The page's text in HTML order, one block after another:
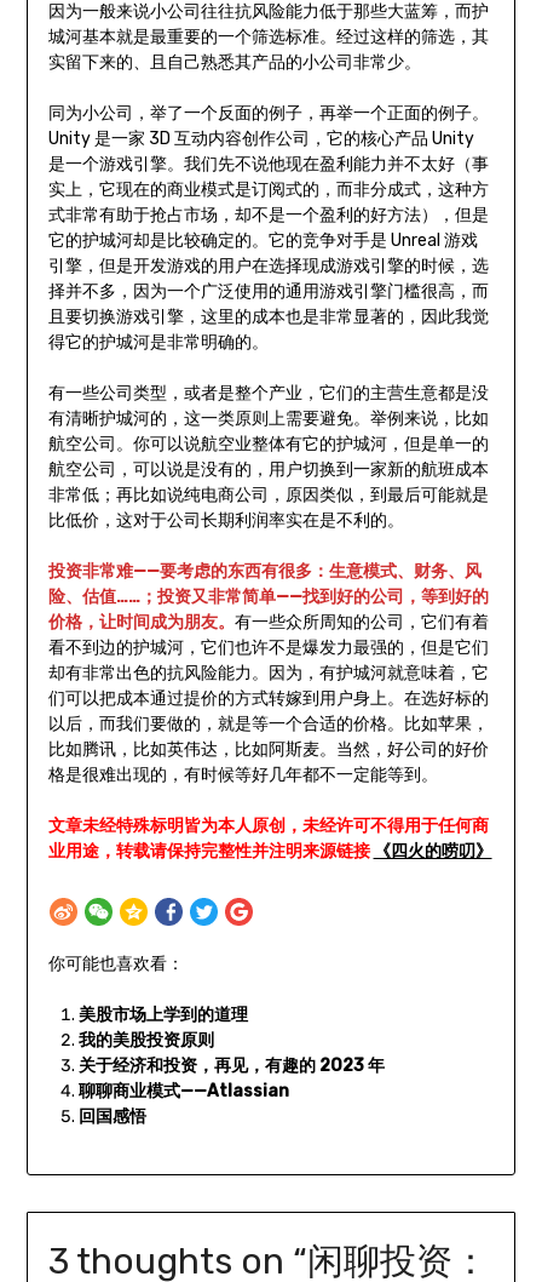
因为一般来说小公司往往抗风险能力低于那些大蓝筹，而护
城河基本就是最重要的一个筛选标准。经过这样的筛选，其
实留下来的、且自己熟悉其产品的小公司非常少。
同为小公司，举了一个反面的例子，再举一个正面的例子。
Unity 是一家 3D 互动内容创作公司，它的核心产品 Unity
是一个游戏引擎。我们先不说他现在盈利能力并不太好（事
实上，它现在的商业模式是订阅式的，而非分成式，这种方
式非常有助于抢占市场，却不是一个盈利的好方法），但是
它的护城河却是比较确定的。它的竞争对手是 Unreal 游戏
引擎，但是开发游戏的用户在选择现成游戏引擎的时候，选
择并不多，因为一个广泛使用的通用游戏引擎门槛很高，而
且要切换游戏引擎，这里的成本也是非常显著的，因此我觉
得它的护城河是非常明确的。
有一些公司类型，或者是整个产业，它们的主营生意都是没
有清晰护城河的，这一类原则上需要避免。举例来说，比如
航空公司。你可以说航空业整体有它的护城河，但是单一的
航空公司，可以说是没有的，用户切换到一家新的航班成本
非常低；再比如说纯电商公司，原因类似，到最后可能就是
比低价，这对于公司长期利润率实在是不利的。
投资非常难——要考虑的东西有很多：生意模式、财务、风
险、估值……；投资又非常简单——找到好的公司，等到好的
价格，让时间成为朋友。 有一些众所周知的公司，它们有着
看不到边的护城河，它们也许不是爆发力最强的，但是它们
却有非常出色的抗风险能力。因为，有护城河就意味着，它
们可以把成本通过提价的方式转嫁到用户身上。在选好标的
以后，而我们要做的，就是等一个合适的价格。比如苹果，
比如腾讯，比如英伟达，比如阿斯麦。当然，好公司的好价
格是很难出现的，有时候等好几年都不一定能等到。
文章未经特殊标明皆为本人原创，未经许可不得用于任何商
业用途，转载请保持完整性并注明来源链接
《四火的唠叨》
你可能也喜欢看：
美股市场上学到的道理
我的美股投资原则
关于经济和投资，再见，有趣的 2023 年
聊聊商业模式——Atlassian
回国感悟
3 thoughts on “闲聊投资：